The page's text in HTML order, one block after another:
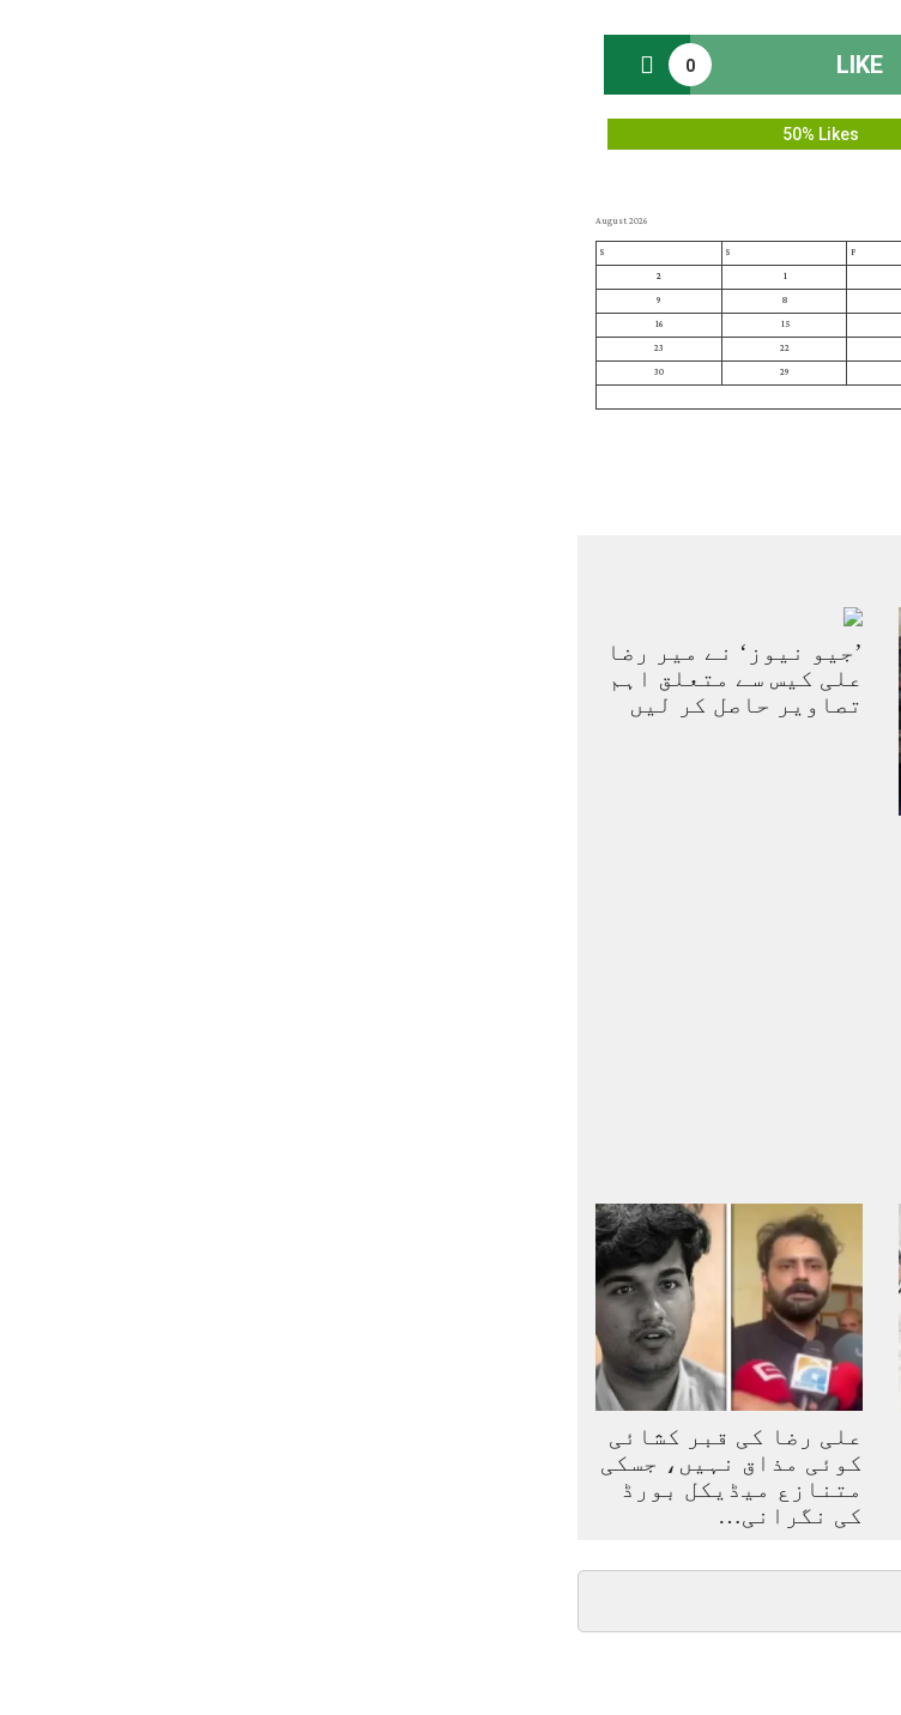
0 LIKE
50% Likes
August 2026
F
S
S
1
2
8
9
15
16
22
23
29
30
’جیو نیوز‘ نے میر رضا
علی کیس سے متعلق اہم
تصاویر حاصل کر لیں
علی رضا کی قبر کشائی
کوئی مذاق نہیں، جسکی
متنازع میڈیکل بورڈ
کی نگرانی…